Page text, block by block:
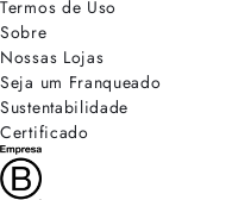
Termos de Uso
Sobre
Nossas Lojas
Seja um Franqueado
Sustentabilidade
Certificado